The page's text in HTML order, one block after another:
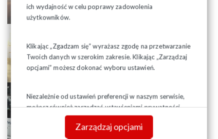
ich wydajność w celu poprawy zadowolenia
użytkowników.
Klikając „Zgadzam się” wyrażasz zgodę na przetwarzanie
Twoich danych w szerokim zakresie. Klikając „Zarządzaj
opcjami” możesz dokonać wyboru ustawień.
Niezależnie od ustawień preferencji w naszym serwisie,
możesz również zarządzać ustawieniami prywatności
swojej przeglądarki. Więcej informacji o przetwarzaniu
danych znajdziesz wPolityce prywatności.
Zarządzaj opcjami